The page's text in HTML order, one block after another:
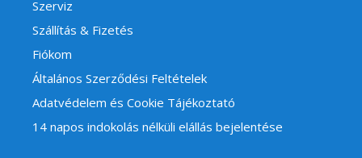
Szerviz
Szállítás & Fizetés
Fiókom
Általános Szerződési Feltételek
Adatvédelem és Cookie Tájékoztató
14 napos indokolás nélküli elállás bejelentése